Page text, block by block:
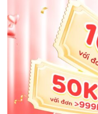
Set ăn dặm sợi tre còn
thực phẩm an toàn